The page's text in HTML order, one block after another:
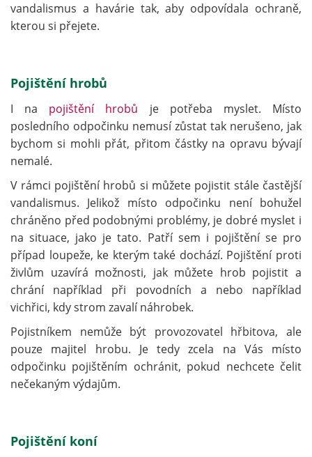
vandalismus a havárie tak, aby odpovídala ochraně,
kterou si přejete.
Pojištění hrobů
I na pojištění hrobů je potřeba myslet. Místo
posledního odpočinku nemusí zůstat tak nerušeno, jak
bychom si mohli přát, přitom částky na opravu bývají
nemalé.
V rámci pojištění hrobů si můžete pojistit stále častější
vandalismus. Jelikož místo odpočinku není bohužel
chráněno před podobnými problémy, je dobré myslet i
na situace, jako je tato. Patří sem i pojištění se pro
případ loupeže, ke kterým také dochází. Pojištění proti
živlům uzavírá možnosti, jak můžete hrob pojistit a
chrání například při povodních a nebo například
vichřici, kdy strom zavalí náhrobek.
Pojistníkem nemůže být provozovatel hřbitova, ale
pouze majitel hrobu. Je tedy zcela na Vás místo
odpočinku pojištěním ochránit, pokud nechcete čelit
nečekaným výdajům.
Pojištění koní